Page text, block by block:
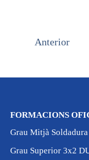
Anterior
FORMACIONS
Grau Mitjà
Grau Superior 3x2